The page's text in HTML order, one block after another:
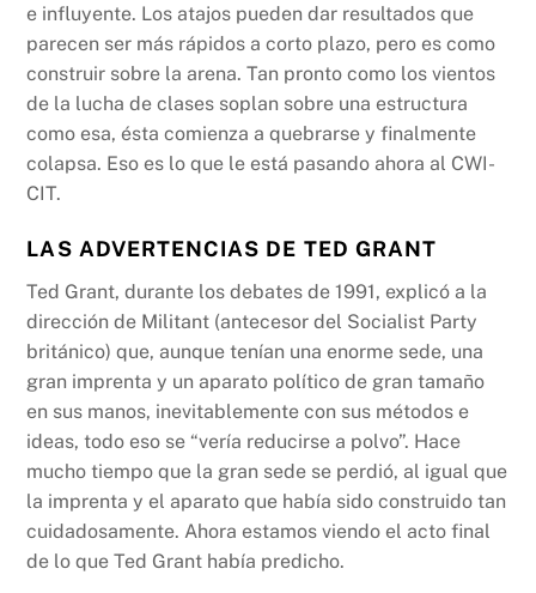
e influyente. Los atajos pueden dar resultados que
parecen ser más rápidos a corto plazo, pero es como
construir sobre la arena. Tan pronto como los vientos
de la lucha de clases soplan sobre una estructura
como esa, ésta comienza a quebrarse y finalmente
colapsa. Eso es lo que le está pasando ahora al CWI-
CIT.
LAS ADVERTENCIAS DE TED GRANT
Ted Grant, durante los debates de 1991, explicó a la
dirección de Militant (antecesor del Socialist Party
británico) que, aunque tenían una enorme sede, una
gran imprenta y un aparato político de gran tamaño
en sus manos, inevitablemente con sus métodos e
ideas, todo eso se “vería reducirse a polvo”. Hace
mucho tiempo que la gran sede se perdió, al igual que
la imprenta y el aparato que había sido construido tan
cuidadosamente. Ahora estamos viendo el acto final
de lo que Ted Grant había predicho.